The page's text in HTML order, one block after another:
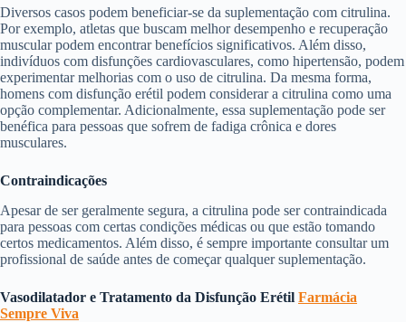
Diversos casos podem beneficiar-se da suplementação com citrulina.
Por exemplo, atletas que buscam melhor desempenho e recuperação
muscular podem encontrar benefícios significativos. Além disso,
indivíduos com disfunções cardiovasculares, como hipertensão, podem
experimentar melhorias com o uso de citrulina. Da mesma forma,
homens com disfunção erétil podem considerar a citrulina como uma
opção complementar. Adicionalmente, essa suplementação pode ser
benéfica para pessoas que sofrem de fadiga crônica e dores
musculares.
Contraindicações
Apesar de ser geralmente segura, a citrulina pode ser contraindicada
para pessoas com certas condições médicas ou que estão tomando
certos medicamentos. Além disso, é sempre importante consultar um
profissional de saúde antes de começar qualquer suplementação.
Vasodilatador e Tratamento da Disfunção Erétil Farmácia
Sempre Viva